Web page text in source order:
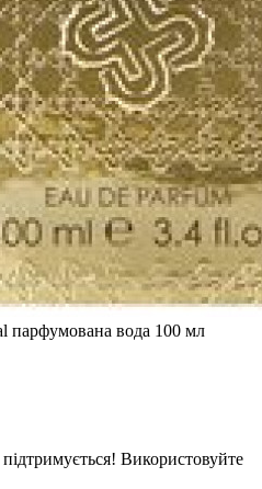
парфумована вода 100 мл
Використовуйте